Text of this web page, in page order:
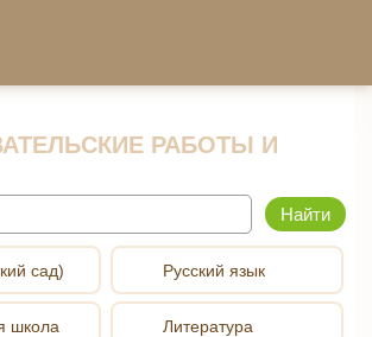
содержанию
РАБОТЫ И
сад)
школа
Русский язык
Литература